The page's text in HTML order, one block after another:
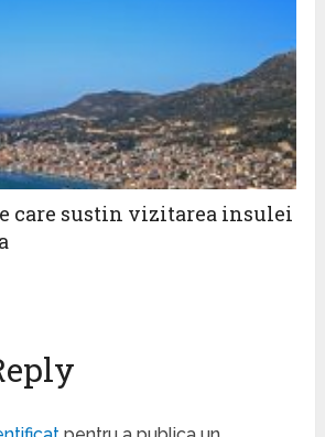
care sustin vizitarea insulei